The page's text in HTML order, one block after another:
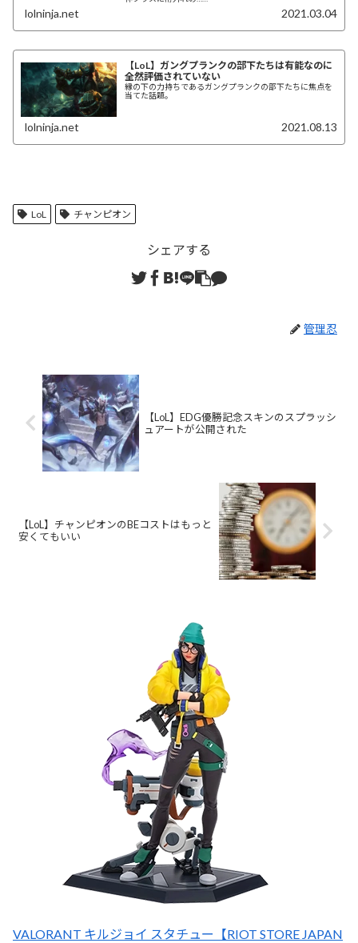
lolninja.net 2021.03.04
【LoL】ガングプランクの部下たちは有能なのに
全然評価されていない
縁の下の力持ちであるガングプランクの部下たちに焦点を
当てた話題。
lolninja.net 2021.08.13
LoL チャンピオン
シェアする
管理忍
【LoL】EDG優勝記念スキンのスプラッシ
ュアートが公開された
【LoL】チャンピオンのBEコストはもっと
安くてもいい
VALORANT キルジョイ スタチュー【RIOT STORE JAPAN